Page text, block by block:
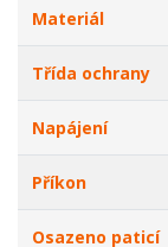
Materiál
Třída ochrany
Napájení
Příkon
Osazeno paticí